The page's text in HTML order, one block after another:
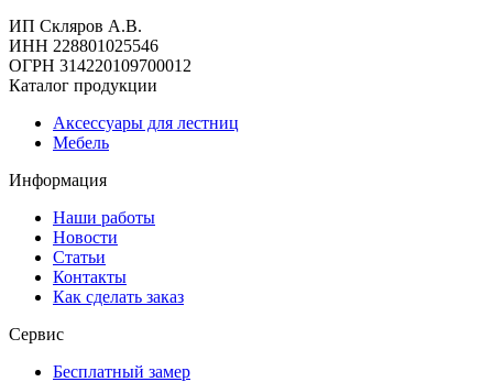
ИП Скляров А.В.
ИНН 228801025546
ОГРН 314220109700012
Каталог продукции
Аксессуары для лестниц
Мебель
Информация
Наши работы
Новости
Статьи
Контакты
Как сделать заказ
Сервис
Бесплатный замер